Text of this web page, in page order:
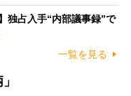
独占入手“内部議事録”で
一覧を見る